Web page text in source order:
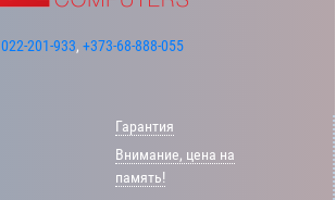
022-201-933, +373-68-888-055
Гарантия
Внимание, цена на
память!